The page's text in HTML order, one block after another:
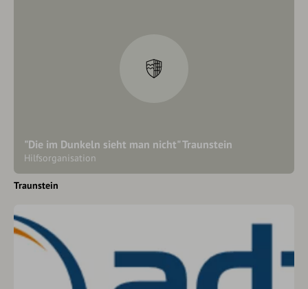
"Die im Dunkeln sieht man nicht" Traunstein
Hilfsorganisation
Traunstein